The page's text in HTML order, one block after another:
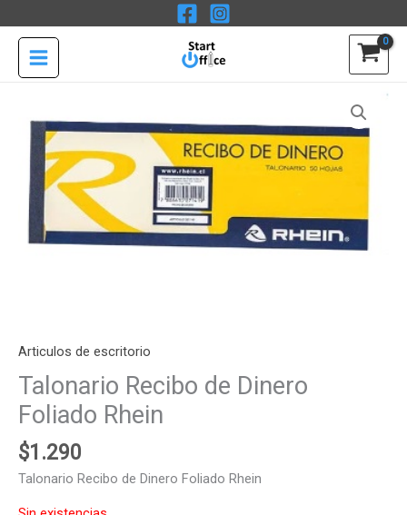
al
contenido
Articulos de escritorio
Talonario Recibo de Dinero
Foliado Rhein
$1.290
Talonario Recibo de Dinero Foliado Rhein